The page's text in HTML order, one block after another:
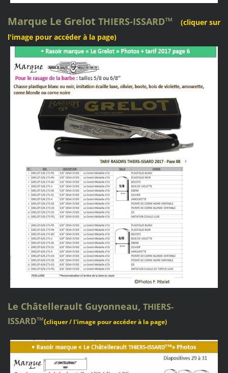
Marque Le Grelot THIERS-ISSARD™
(cliquer sur
l'image pour accéder à la page)
Le Châtellerault Guyonneau, THIERS-
ISSARD™(cliquer / l'image pour accéder à la page)